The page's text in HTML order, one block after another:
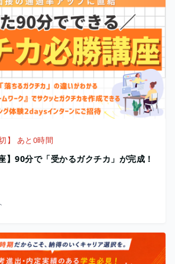
】 あと0時間
】90分で「受かるガクチカ」が完成！